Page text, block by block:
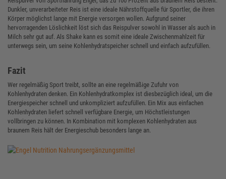
Dunkler, unverarbeiteter Reis ist eine ideale Nährstoffquelle für Sportler, die ihren
Körper möglichst lange mit Energie versorgen wollen. Aufgrund seiner
hervorragenden Löslichkeit löst sich das Reispulver sowohl in Wasser als auch in
Milch sehr gut auf. Als Shake kann es somit eine ideale Zwischenmahlzeit für
unterwegs sein, um seine Kohlenhydratspeicher schnell und einfach aufzufüllen.
Fazit
Wer regelmäßig Sport treibt, sollte an eine regelmäßige Zufuhr von
Kohlenhydraten denken. Ein Kohlenhydratkomplex ist diesbezüglich ideal, um die
Energiespeicher schnell und unkompliziert aufzufüllen. Ein Mix aus einfachen
Kohlenhydraten liefert schnell verfügbare Energie, um Höchstleistungen
vollbringen zu können. In Kombination mit komplexen Kohlenhydraten aus
braunem Reis hält der Energieschub besonders lange an.